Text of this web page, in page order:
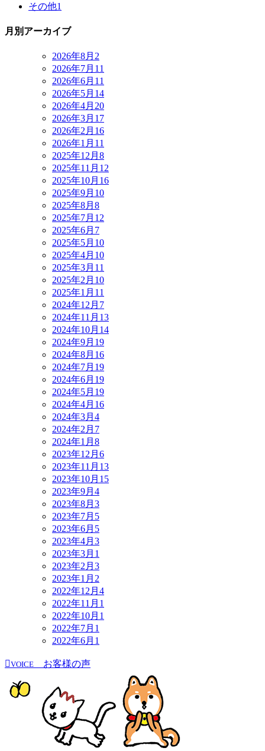
その他1
月別アーカイブ
2026年8月 2
2026年7月 11
2026年6月 11
2026年5月 14
2026年4月 20
2026年3月 17
2026年2月 16
2026年1月 11
2025年12月 8
2025年11月 12
2025年10月 16
2025年9月 10
2025年8月 8
2025年7月 12
2025年6月 7
2025年5月 10
2025年4月 10
2025年3月 11
2025年2月 10
2025年1月 11
2024年12月 7
2024年11月 13
2024年10月 14
2024年9月 19
2024年8月 16
2024年7月 19
2024年6月 19
2024年5月 19
2024年4月 16
2024年3月 4
2024年2月 7
2024年1月 8
2023年12月 6
2023年11月 13
2023年10月 15
2023年9月 4
2023年8月 3
2023年7月 5
2023年6月 5
2023年4月 3
2023年3月 1
2023年2月 3
2023年1月 2
2022年12月 4
2022年11月 1
2022年10月 1
2022年7月 1
2022年6月 1
VOICE お客様の声